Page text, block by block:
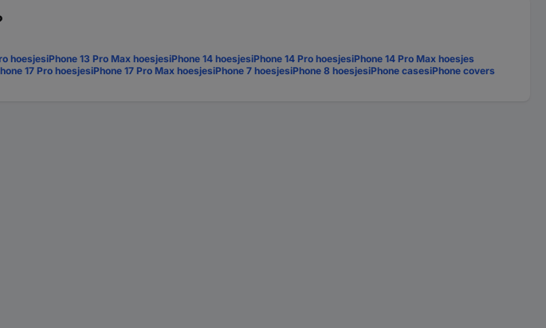
hoesjesiPhone 13 Pro Max hoesjesiPhone 14 hoesjesiPhone 14 Pro hoesjesiPhone 14 Pro Max hoesjes
17 Pro hoesjesiPhone 17 Pro Max hoesjesiPhone 7 hoesjesiPhone 8 hoesjesiPhone casesiPhone covers